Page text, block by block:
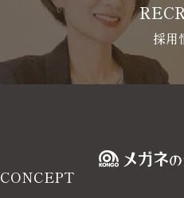
採用
CONCEPT